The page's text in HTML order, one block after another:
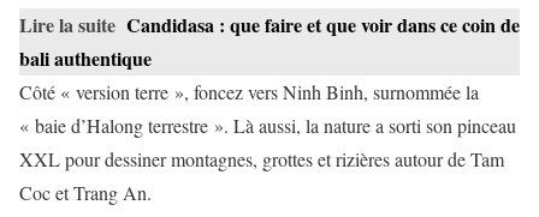
Lire la suite Candidasa : que faire et que voir dans ce coin de
bali authentique
Côté « version terre », foncez vers Ninh Binh, surnommée la
« baie d’Halong terrestre ». Là aussi, la nature a sorti son pinceau
XXL pour dessiner montagnes, grottes et rizières autour de Tam
Coc et Trang An.